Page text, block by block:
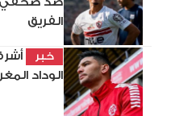
الفريق
خبر
الوداد